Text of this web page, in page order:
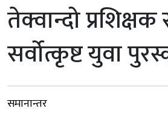
तेक्वान्दो
सर्वोत्कृष्ट युवा
समानान्तर